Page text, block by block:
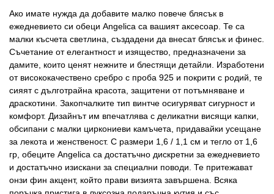
Ако имате нужда да добавите малко повече блясък в
ежедневието си обеци Angelica са вашият аксесоар. Те са
малки късчета светлина, създадени да внесат блясък и финес.
Съчетание от елегантност и изящество, предназначени за
дамите, които ценят нежните и блестящи детайли. Изработени
от висококачествено сребро с проба 925 и покрити с родий, те
сияят с дълготрайна красота, защитени от потъмняване и
драскотини. Закопчалките тип винтче осигуряват сигурност и
комфорт. Дизайнът им впечатлява с деликатни висящи капки,
обсипани с малки циркониеви камъчета, придавайки усещане
за лекота и женственост. С размери 1,6 / 1,1 см и тегло от 1,6
гр, обеците Angelica са достатъчно дискретни за ежедневието
и достатъчно изискани за специални поводи. Те притежават
онзи фин акцент, който прави визията завършена. Всяка